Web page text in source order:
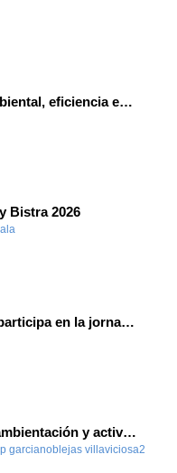
Sostenibilidad ambiental, eficiencia energética y sistemas de producción inteligente para la industria 4.0
Bistra 2026
El IES Luis Vives participa en la jornada de trabajo sobre mecanizado CNC e Industria 4.0
Taller Los Indios ambientación y actividades 13 mayo 4 años
garcianoblejas villaviciosa2